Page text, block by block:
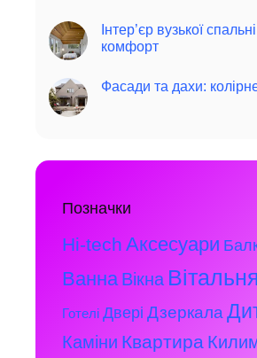
Інтер’єр вузької
комфорт
Фасади та дахи:
Позначки
Hi-tech Аксесуари
Ванна Вікна Вітальня
Готелі Двері Дзеркала
Каміни Квартира